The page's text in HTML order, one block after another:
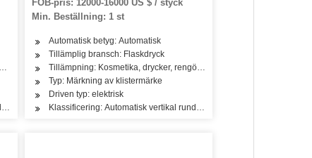
olja, te, mellanmål, kryddor, mejeriprodukter
tvättmedel, hudvårdsprodukter, mejeriprodukter
flaskmärkningsmaskin
FOB-pris: 12000-16000 US $ / styck
Min. Beställning: 1 st
Automatisk betyg: Automatisk
Tillämplig bransch: Flaskdryck
Tillämpning: Kosmetika, drycker, rengöring, tvättmedel,
Typ: Märkning av klistermärke
Driven typ: elektrisk
Klassificering: Automatisk vertikal rund flaskmärkningsmaskin